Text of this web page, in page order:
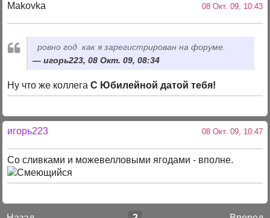
Makovka 08 Окт. 09, 10:43
ровно год как я зарегистрирован на форуме.
игорь223, 08 Окт. 09, 08:34
Ну что же коллегаС Юбилейной датой тебя!
игорь223 08 Окт. 09, 10:47
Со сливками и можевелловыми ягодами - вполне.